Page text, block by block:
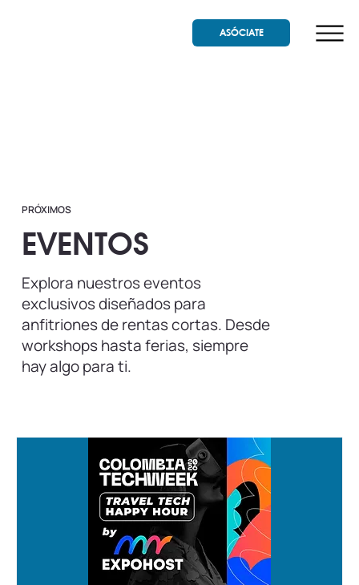
ASÓCIATE
PRÓXIMOS
EVENTOS
Explora nuestros eventos
exclusivos diseñados para
anfitriones de rentas cortas. Desde
workshops hasta ferias, siempre
hay algo para ti.